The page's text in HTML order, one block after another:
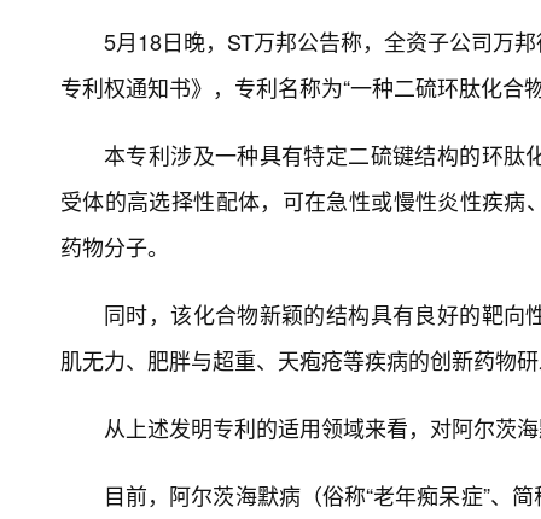
5月18日晚，ST万邦公告称，全资子公司万
专利权通知书》，专利名称为“一种二硫环肽化合
本专利涉及一种具有特定二硫键结构的环
受体的高选择性配体，可在急性或慢性炎性疾
药物分子。
同时，该化合物新颖的结构具有良好的靶
肌无力、肥胖与超重、天疱疮等疾病的创新药物
从上述发明专利的适用领域来看，对阿尔茨
目前，阿尔茨海默病（俗称“老年痴呆症”、